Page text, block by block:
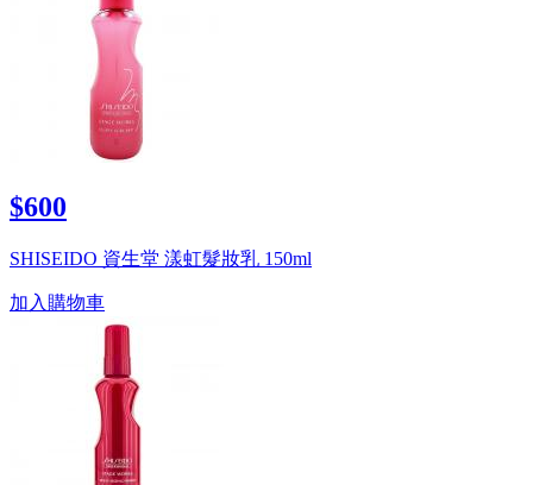
$600
SHISEIDO 資生堂 漾虹髮妝乳 150ml
加入購物車